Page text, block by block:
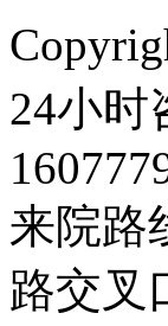
24小时
来院路
路交叉